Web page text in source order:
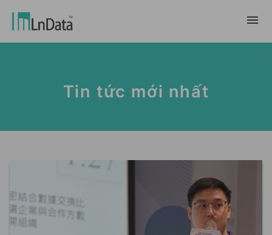
Giới thiệu về công ty
Nhân tài & Văn hóa
tiếp thị dữ liệu
Thị trường dữ liệu
Báo Cáo & Sách Trắng
Sự Kiện & Hội Thảo Trực Tuyến
繁體中文
English
Tin tức mới nhất